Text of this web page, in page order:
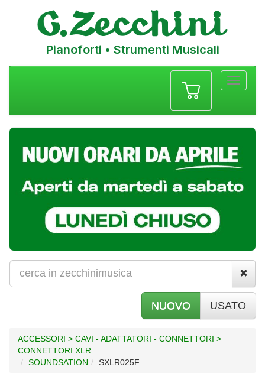
Pianoforti • Strumenti Musicali
NUOVO USATO
ACCESSORI > CAVI - ADATTATORI - CONNETTORI >
CONNETTORI XLR
SOUNDSATION
SXLR025F